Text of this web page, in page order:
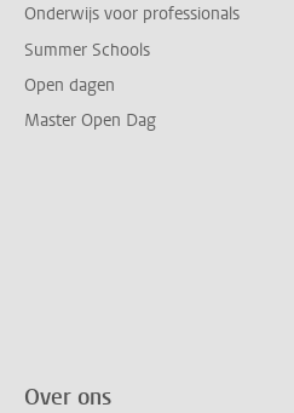
Onderwijs voor professionals
Summer Schools
Open dagen
Master Open Dag
Over ons